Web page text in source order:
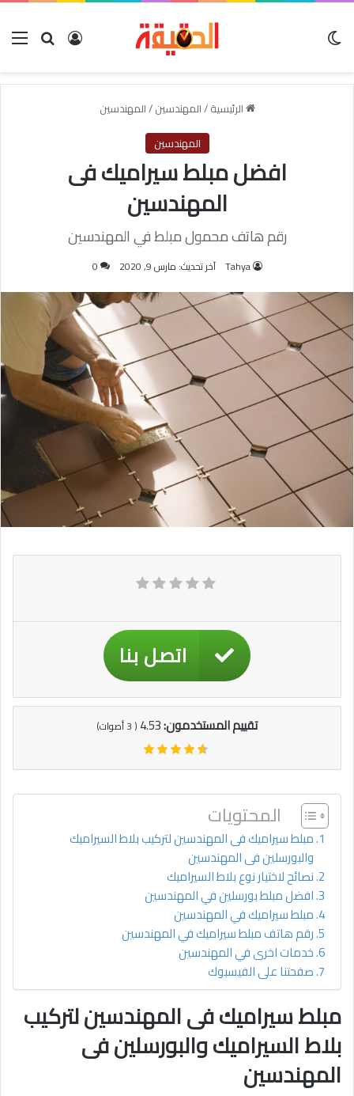
بحث عنتسجيل
الرئيسية/المهندسين/المهندسين
المهندسين
افضل مبلط سيراميك فى
المهندسين
رقم هاتف محمول مبلط في المهندسين
Tahya آخر تحديث: مارس 9, 2020 0
اتصل بنا
تقييم المستخدمون:4.53
(
3أصوات)
المحتويات
مبلط سيراميك فى المهندسين لتركيب بلاط السيراميك
والبورسلين فى المهندسين
نصائح لاختيار نوع بلاط السيراميك
افضل مبلط بورسلين في المهندسين
مبلط سيراميك في المهندسين
رقم هاتف مبلط سيراميك في المهندسين
خدمات اخرى في المهندسين
صفحتنا على الفيسبوك
مبلط سيراميك فى المهندسين لتركيب
بلاط السيراميك والبورسلين فى
المهندسين